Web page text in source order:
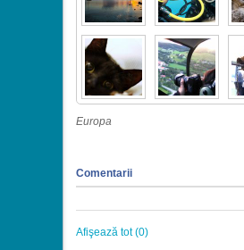
Europa
Comentarii
Afişează tot (0)